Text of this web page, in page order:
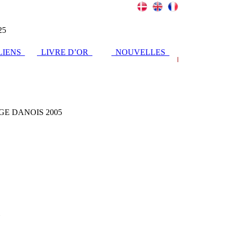
LIVRE D’OR NOUVELLES
DANOIS 2005